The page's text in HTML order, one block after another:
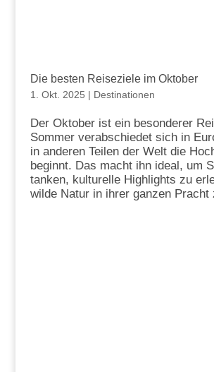
Die besten Reiseziele im Oktober
1. Okt. 2025 | Destinationen
Der Oktober ist ein besonderer
Sommer verabschiedet sich in
in anderen Teilen der Welt die
beginnt. Das macht ihn ideal, um
tanken, kulturelle Highlights zu
wilde Natur in ihrer ganzen Pracht